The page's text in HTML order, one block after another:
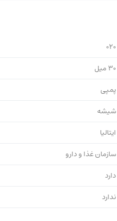
020
30 میل
پمپی
شیشه
ایتالیا
سازمان غذا و دارو
دارد
ندارد